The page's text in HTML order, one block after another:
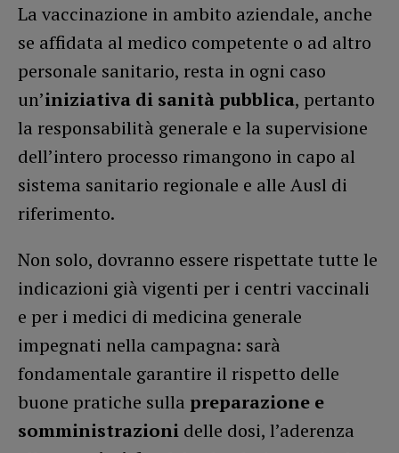
La vaccinazione in ambito aziendale, anche
se affidata al medico competente o ad altro
personale sanitario, resta in ogni caso
un’iniziativa di sanità pubblica, pertanto
la responsabilità generale e la supervisione
dell’intero processo rimangono in capo al
sistema sanitario regionale e alle Ausl di
riferimento.
Non solo, dovranno essere rispettate tutte le
indicazioni già vigenti per i centri vaccinali
e per i medici di medicina generale
impegnati nella campagna: sarà
fondamentale garantire il rispetto delle
buone pratiche sulla preparazione e
somministrazioni delle dosi, l’aderenza